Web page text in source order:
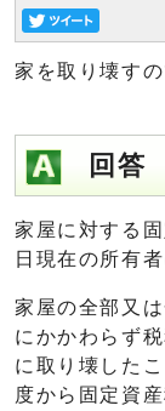
家を取り壊す
回答
家屋に対する
日現在の所有
家屋の全部又
にかかわらず
に取り壊した
度から固定資